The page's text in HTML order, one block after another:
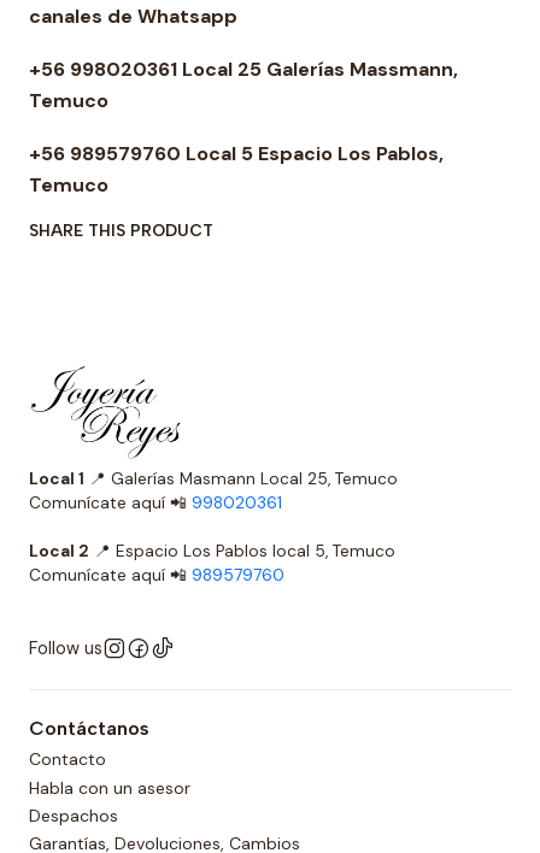
canales de Whatsapp
+56 998020361 Local 25 Galerías Massmann,
Temuco
+56 989579760 Local 5 Espacio Los Pablos,
Temuco
SHARE THIS PRODUCT
Local 1 📍 Galerías Masmann Local 25, Temuco
Comunícate aquí 📲 998020361
Local 2 📍 Espacio Los Pablos local 5, Temuco
Comunícate aquí 📲 989579760
Follow us
Contáctanos
Contacto
Habla con un asesor
Despachos
Garantías, Devoluciones, Cambios